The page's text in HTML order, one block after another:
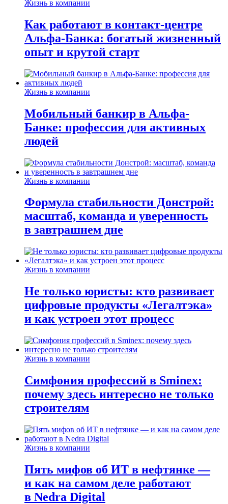
Жизнь в компании
Как работают в контакт-центре
Альфа-Банка: богатый жизненный
опыт и крутой старт
Жизнь в компании
Мобильный банкир в Альфа-
Банке: профессия для активных
людей
Жизнь в компании
Формула стабильности Донстрой:
масштаб, команда и уверенность
в завтрашнем дне
Жизнь в компании
Не только юристы: кто развивает
цифровые продукты «Легалтэка»
и как устроен этот процесс
Жизнь в компании
Симфония профессий в Sminex:
почему здесь интересно не только
строителям
Жизнь в компании
Пять мифов об ИТ в нефтянке —
и как на самом деле работают
в Nedra Digital